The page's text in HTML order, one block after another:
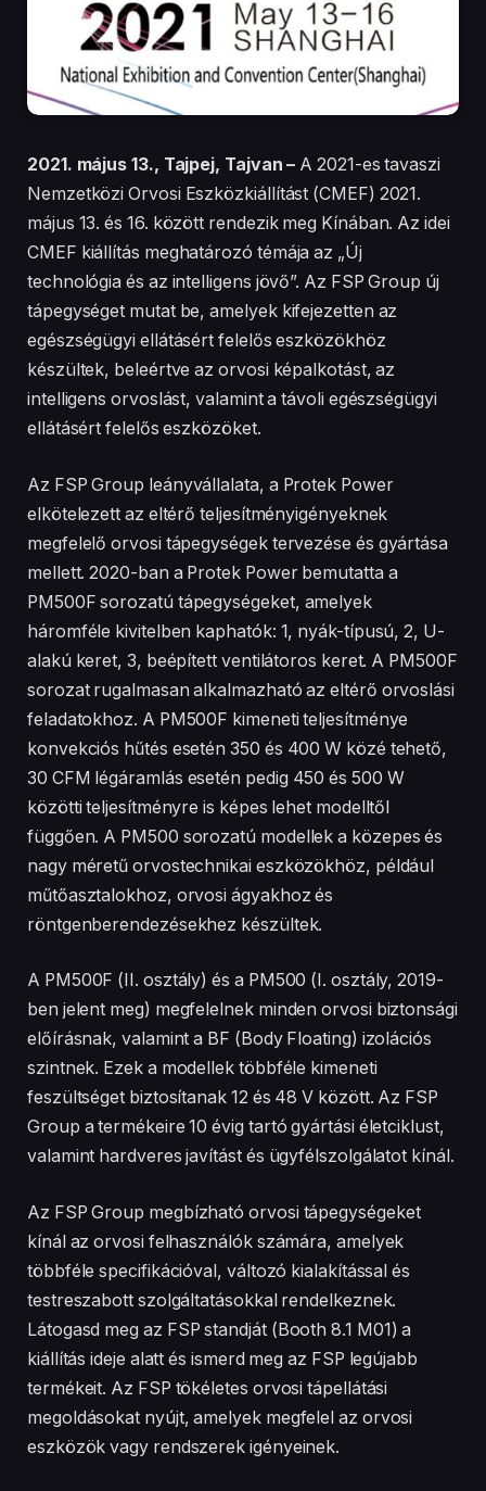
2021. május 13., Tajpej, Tajvan – A 2021-es tavaszi
Nemzetközi Orvosi Eszközkiállítást (CMEF) 2021.
május 13. és 16. között rendezik meg Kínában. Az idei
CMEF kiállítás meghatározó témája az „Új
technológia és az intelligens jövő”. Az FSP Group új
tápegységet mutat be, amelyek kifejezetten az
egészségügyi ellátásért felelős eszközökhöz
készültek, beleértve az orvosi képalkotást, az
intelligens orvoslást, valamint a távoli egészségügyi
ellátásért felelős eszközöket.
Az FSP Group leányvállalata, a Protek Power
elkötelezett az eltérő teljesítményigényeknek
megfelelő orvosi tápegységek tervezése és gyártása
mellett. 2020-ban a Protek Power bemutatta a
PM500F sorozatú tápegységeket, amelyek
háromféle kivitelben kaphatók: 1, nyák-típusú, 2, U-
alakú keret, 3, beépített ventilátoros keret. A PM500F
sorozat rugalmasan alkalmazható az eltérő orvoslási
feladatokhoz. A PM500F kimeneti teljesítménye
konvekciós hűtés esetén 350 és 400 W közé tehető,
30 CFM légáramlás esetén pedig 450 és 500 W
közötti teljesítményre is képes lehet modelltől
függően. A PM500 sorozatú modellek a közepes és
nagy méretű orvostechnikai eszközökhöz, például
műtőasztalokhoz, orvosi ágyakhoz és
röntgenberendezésekhez készültek.
A PM500F (II. osztály) és a PM500 (I. osztály, 2019-
ben jelent meg) megfelelnek minden orvosi biztonsági
előírásnak, valamint a BF (Body Floating) izolációs
szintnek. Ezek a modellek többféle kimeneti
feszültséget biztosítanak 12 és 48 V között. Az FSP
Group a termékeire 10 évig tartó gyártási életciklust,
valamint hardveres javítást és ügyfélszolgálatot kínál.
Az FSP Group megbízható orvosi tápegységeket
kínál az orvosi felhasználók számára, amelyek
többféle specifikációval, változó kialakítással és
testreszabott szolgáltatásokkal rendelkeznek.
Látogasd meg az FSP standját (Booth 8.1 M01) a
kiállítás ideje alatt és ismerd meg az FSP legújabb
termékeit. Az FSP tökéletes orvosi tápellátási
megoldásokat nyújt, amelyek megfelel az orvosi
eszközök vagy rendszerek igényeinek.